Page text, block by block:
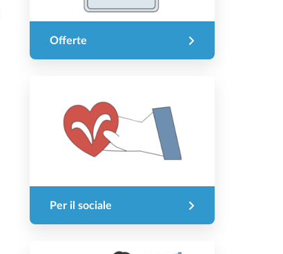
Offerte
Per il sociale